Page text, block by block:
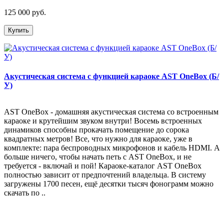
125 000 руб.
Купить
Акустическая система с функцией караоке AST OneBox (Б/
У)
AST OneBox - домашняя акустическая система со встроенным
караоке и крутейшим звуком внутри! Восемь встроенных
динамиков способны прокачать помещение до сорока
квадратных метров! Все, что нужно для караоке, уже в
комплекте: пара беспроводных микрофонов и кабель HDMI. А
больше ничего, чтобы начать петь с AST OneBox, и не
требуется - включай и пой! Караоке-каталог AST OneBox
полностью зависит от предпочтений владельца. В систему
загружены 1700 песен, ещё десятки тысяч фонограмм можно
скачать по ..